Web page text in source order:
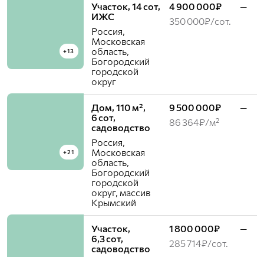
+13
Участок, 14 сот,
ИЖС
Россия,
Московская
область,
Богородский
городской
округ
4 900 000₽
350 000₽/сот.
—
+21
Дом, 110 м²,
6 сот,
садоводство
Россия,
Московская
область,
Богородский
городской
округ, массив
Крымский
9 500 000₽
86 364₽/м²
—
Участок,
6,3 сот,
садоводство
1 800 000₽
285 714₽/сот.
—